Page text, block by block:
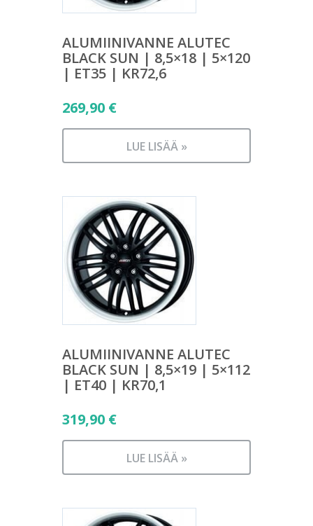
ALUMIINIVANNE ALUTEC
BLACK SUN | 8,5×18 | 5×120
| ET35 | KR72,6
269,90 €
LUE LISÄÄ »
ALUMIINIVANNE ALUTEC
BLACK SUN | 8,5×19 | 5×112
| ET40 | KR70,1
319,90 €
LUE LISÄÄ »